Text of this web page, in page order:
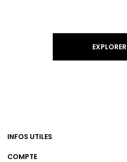
EXPLORER
INFOS UTILES
COMPTE